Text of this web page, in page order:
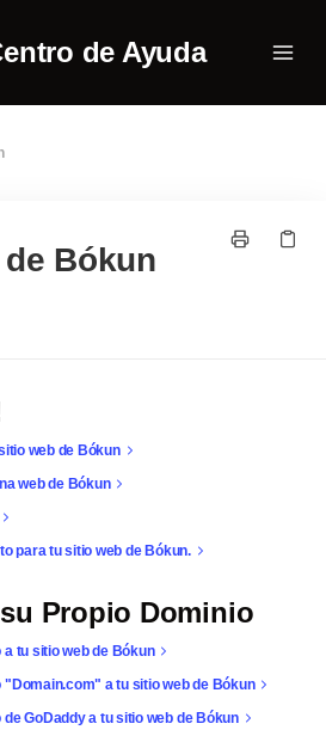
de Ayuda
Bókun
web de Bókun
web de Bókun
para tu sitio web de Bókun.
Propio Dominio
tu sitio web de Bókun
a tu sitio web de Bókun
GoDaddy a tu sitio web de Bókun